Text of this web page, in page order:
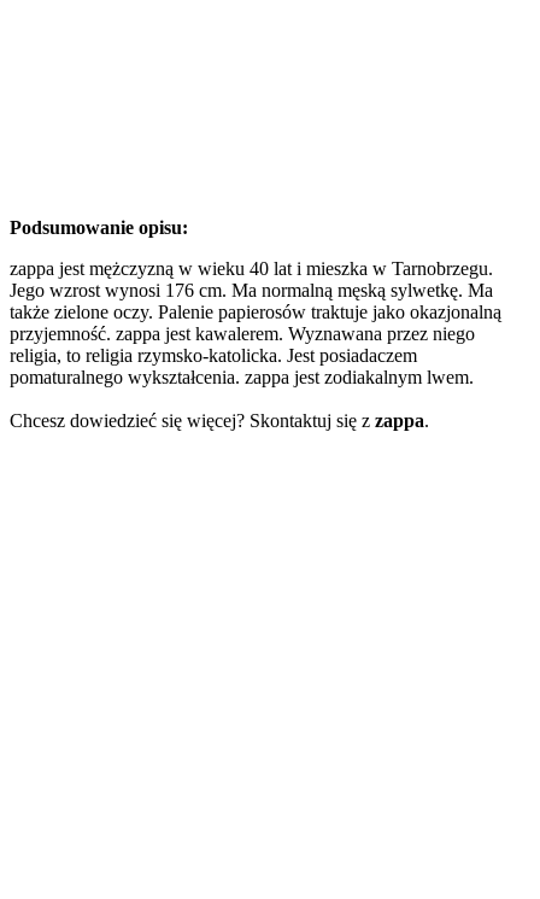
Podsumowanie opisu:
zappa jest mężczyzną w wieku 40 lat i mieszka w Tarnobrzegu.
Jego wzrost wynosi 176 cm. Ma normalną męską sylwetkę. Ma
także zielone oczy. Palenie papierosów traktuje jako okazjonalną
przyjemność. zappa jest kawalerem. Wyznawana przez niego
religia, to religia rzymsko-katolicka. Jest posiadaczem
pomaturalnego wykształcenia. zappa jest zodiakalnym lwem.
Chcesz dowiedzieć się więcej? Skontaktuj się z zappa.